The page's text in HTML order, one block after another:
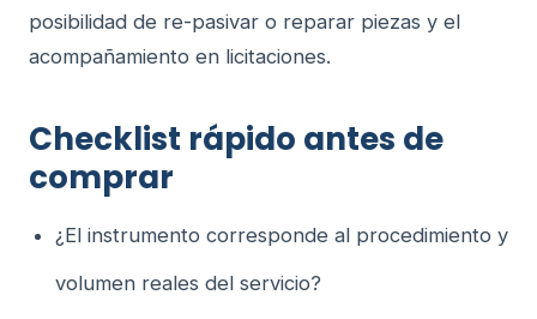
posibilidad de re-pasivar o reparar piezas y el
acompañamiento en licitaciones.
Checklist rápido antes de
comprar
¿El instrumento corresponde al procedimiento y
volumen reales del servicio?